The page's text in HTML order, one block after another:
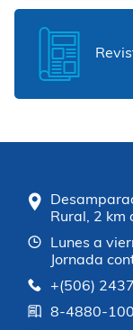
Rural, 2 km
Lunes a
Jornada
+(506)
8-4880-